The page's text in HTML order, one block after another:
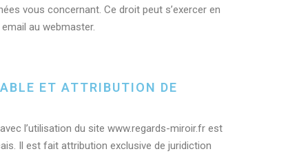
vous concernant. Ce droit peut s’exercer en
au webmaster.
ET ATTRIBUTION DE
l’utilisation du site www.regards-miroir.fr est
Il est fait attribution exclusive de juridiction